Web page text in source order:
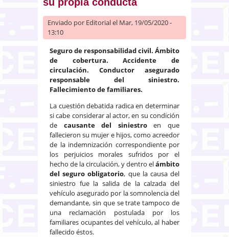
Enviado por Editorialel Mar, 19/05/2020 -
13:10
Seguro de responsabilidad civil. Ámbito
de cobertura. Accidente de
circulación. Conductor asegurado
responsable del siniestro.
Fallecimiento de familiares.
La cuestión debatida radica en determinar
si cabe considerar al actor, en su condición
de causante del siniestroen que
fallecieron su mujer e hijos, como acreedor
de la indemnización correspondiente por
los perjuicios morales sufridos por el
hecho de la circulación, y dentro elámbito
del seguro obligatorio, que la causa del
siniestro fue la salida de la calzada del
vehículo asegurado por la somnolencia del
demandante, sin que se trate tampoco de
una reclamación postulada por los
familiares ocupantes del vehículo, al haber
fallecido éstos.